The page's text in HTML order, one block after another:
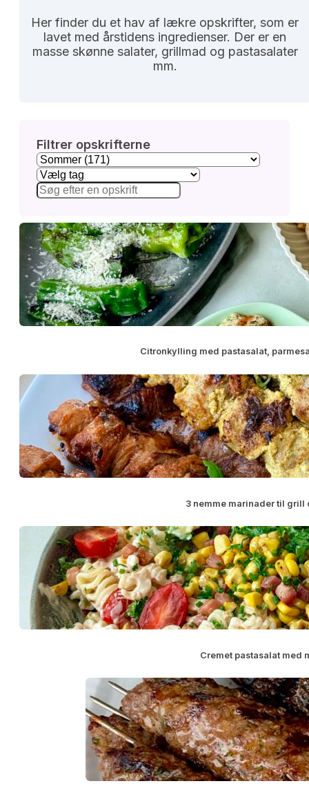
Her finder du et hav af lækre opskrifter, som er
lavet med årstidens ingredienser. Der er en
masse skønne salater, grillmad og pastasalater
mm.
Filtrer opskrifterne
Citronkylling med pastasalat,
3 nemme marinader til grill
Cremet pastasalat med